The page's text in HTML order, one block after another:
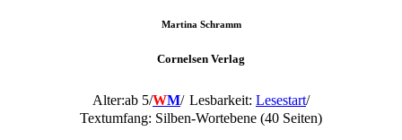
Martina Schramm
Cornelsen Verlag
Alter:ab 5/WM/ Lesbarkeit: Lesestart/
Textumfang: Silben-Wortebene (40 Seiten)